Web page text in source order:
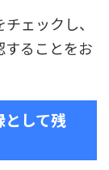
ェックし、
することをお
して残